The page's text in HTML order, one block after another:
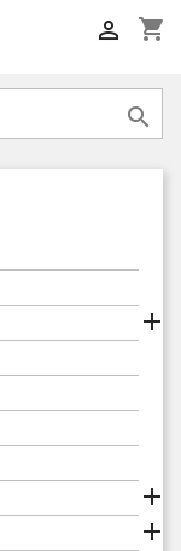
shopping_cart




